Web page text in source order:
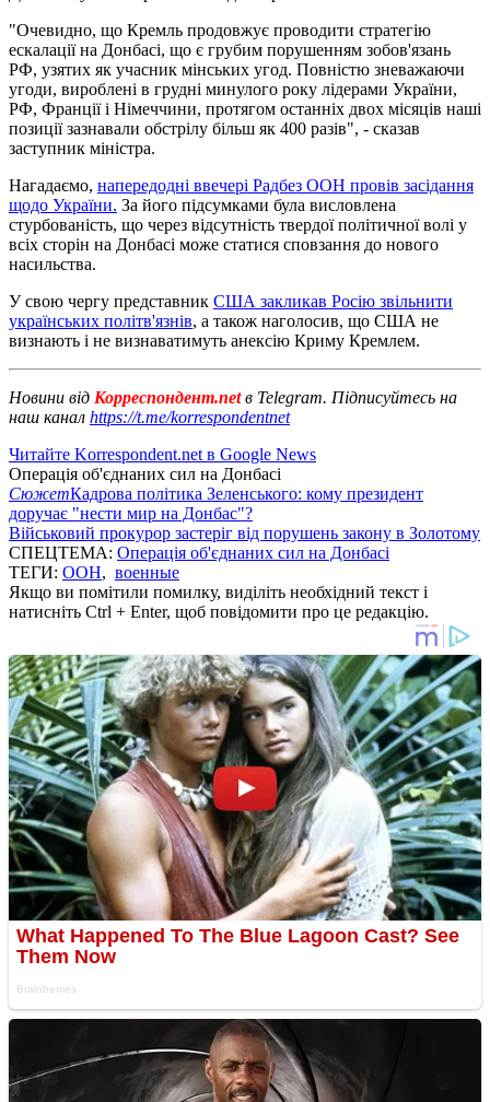
"Очевидно, що Кремль продовжує проводити стратегію
ескалації на Донбасі, що є грубим порушенням зобов'язань
РФ, узятих як учасник мінських угод. Повністю зневажаючи
угоди, вироблені в грудні минулого року лідерами України,
РФ, Франції і Німеччини, протягом останніх двох місяців наші
позиції зазнавали обстрілу більш як 400 разів", - сказав
заступник міністра.
Нагадаємо, напередодні ввечері Радбез ООН провів засідання
щодо України. За його підсумками була висловлена
стурбованість, що через відсутність твердої політичної волі у
всіх сторін на Донбасі може статися сповзання до нового
насильства.
У свою чергу представник США закликав Росію звільнити
українських політв'язнів, а також наголосив, що США не
визнають і не визнаватимуть анексію Криму Кремлем.
Новини від Корреспондент.netв Telegram. Підписуйтесь на
наш канал https://t.me/korrespondentnet
Читайте Korrespondent.net в Google News
Операція об'єднаних сил на Донбасі
СюжетКадрова політика Зеленського: кому президент
доручає "нести мир на Донбас"?
Військовий прокурор застеріг від порушень закону в Золотому
СПЕЦТЕМА: Операція об'єднаних сил на Донбасі
ТЕГИ: ООН, военные
Якщо ви помітили помилку, виділіть необхідний текст і
натисніть Ctrl + Enter, щоб повідомити про це редакцію.